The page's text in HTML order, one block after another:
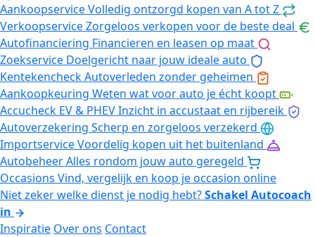
AankoopserviceVolledig ontzorgd kopen van A tot Z
VerkoopserviceZorgeloos verkopen voor de beste deal
Autofinanciering Financieren en leasen op maat
Zoekservice Doelgericht naar jouw ideale auto
KentekencheckAutoverleden zonder geheimen
Aankoopkeuring Weten wat voor auto je écht koopt
Accucheck EV & PHEVInzicht in accustaat en rijbereik
Autoverzekering Scherp en zorgeloos verzekerd
ImportserviceVoordelig kopen uit het buitenland
AutobeheerAlles rondom jouw auto geregeld
Occasions Vind, vergelijk en koop je occasion online
Niet zeker welke dienst je nodig hebt?Schakel Autocoach
in
Inspiratie Over ons Contact